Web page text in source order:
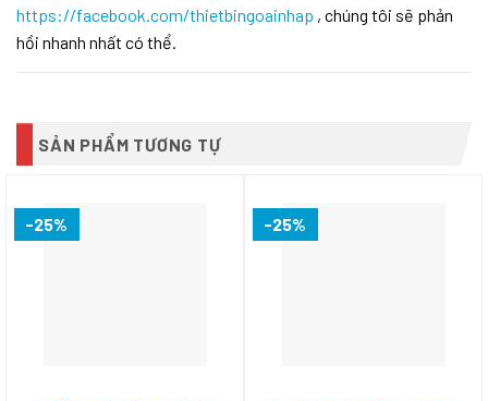
https://facebook.com/thietbingoainhap , chúng tôi sẽ phản
hồi nhanh nhất có thể.
SẢN PHẨM TƯƠNG TỰ
-25% -25%